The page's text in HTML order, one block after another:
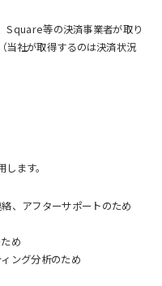
Square等の決済事業者が取り
当社が取得するのは決済状況
ます。
、アフターサポートのため
め
ング分析のため